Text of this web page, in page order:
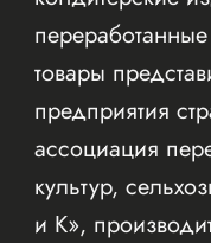
товары
предприятия
ассоциация
культур,
и К»,